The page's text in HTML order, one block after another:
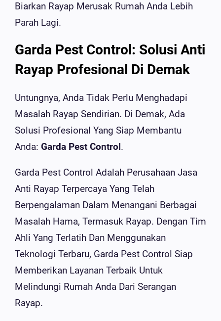
Biarkan Rayap Merusak Rumah Anda Lebih
Parah Lagi.
Garda Pest Control: Solusi Anti
Rayap Profesional Di Demak
Untungnya, Anda Tidak Perlu Menghadapi
Masalah Rayap Sendirian. Di Demak, Ada
Solusi Profesional Yang Siap Membantu
Anda: Garda Pest Control.
Garda Pest Control Adalah Perusahaan Jasa
Anti Rayap Terpercaya Yang Telah
Berpengalaman Dalam Menangani Berbagai
Masalah Hama, Termasuk Rayap. Dengan Tim
Ahli Yang Terlatih Dan Menggunakan
Teknologi Terbaru, Garda Pest Control Siap
Memberikan Layanan Terbaik Untuk
Melindungi Rumah Anda Dari Serangan
Rayap.